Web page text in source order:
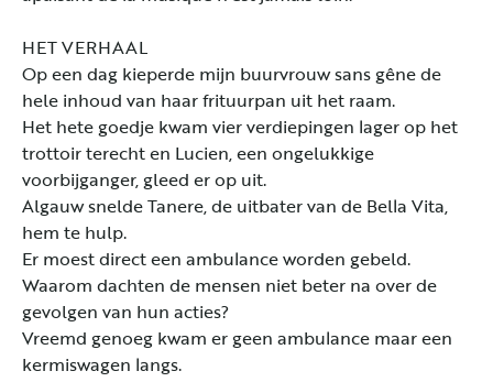
HET VERHAAL
Op een dag kieperde mijn buurvrouw sans gêne de
hele inhoud van haar frituurpan uit het raam.
Het hete goedje kwam vier verdiepingen lager op het
trottoir terecht en Lucien, een ongelukkige
voorbijganger, gleed er op uit.
Algauw snelde Tanere, de uitbater van de Bella Vita,
hem te hulp.
Er moest direct een ambulance worden gebeld.
Waarom dachten de mensen niet beter na over de
gevolgen van hun acties?
Vreemd genoeg kwam er geen ambulance maar een
kermiswagen langs.